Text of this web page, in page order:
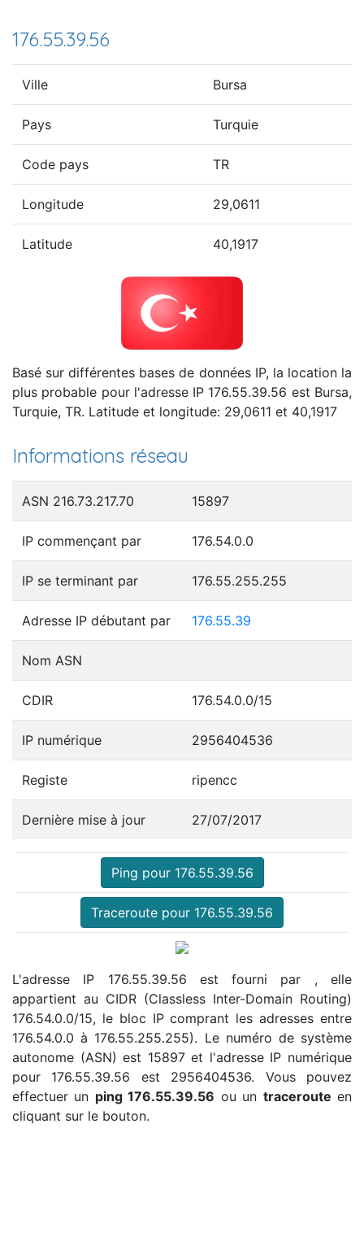
176.55.39.56
Ville Bursa
Pays Turquie
Code pays TR
Longitude 29,0611
Latitude 40,1917
Basé sur différentes bases de données IP, la location la
plus probable pour l'adresse IP 176.55.39.56 est Bursa,
Turquie, TR. Latitude et longitude: 29,0611 et 40,1917
Informations réseau
ASN 216.73.217.70 15897
IP commençant par 176.54.0.0
IP se terminant par 176.55.255.255
Adresse IP débutant par 176.55.39
Nom ASN
CDIR 176.54.0.0/15
IP numérique 2956404536
Registe ripencc
Dernière mise à jour 27/07/2017
Ping pour 176.55.39.56
Traceroute pour 176.55.39.56
L'adresse IP 176.55.39.56 est fourni par , elle
appartient au CIDR (Classless Inter-Domain Routing)
176.54.0.0/15, le bloc IP comprant les adresses entre
176.54.0.0 à 176.55.255.255). Le numéro de système
autonome (ASN) est 15897 et l'adresse IP numérique
pour 176.55.39.56 est 2956404536. Vous pouvez
effectuer un ping 176.55.39.56 ou un traceroute en
cliquant sur le bouton.